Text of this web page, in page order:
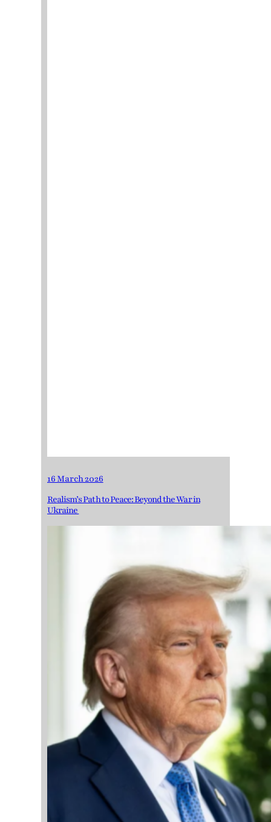
16 March 2026
Realism’s Path to Peace: Beyond the War in
Ukraine